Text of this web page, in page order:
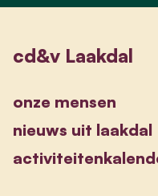
cd&v Laakdal
onze mensen
nieuws uit laakdal